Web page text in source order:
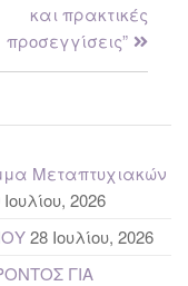
και πρακτικές
προσεγγίσεις”
Μεταπτυχιακών
2026
28 Ιουλίου, 2026
ΓΙΑ